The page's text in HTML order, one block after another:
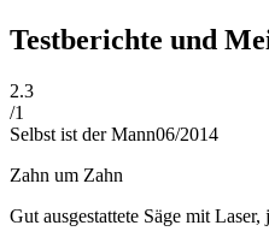
Testberichte und
2.3
/1
Selbst ist der Mann06/2014
Zahn um Zahn
Gut ausgestattete Säge mit